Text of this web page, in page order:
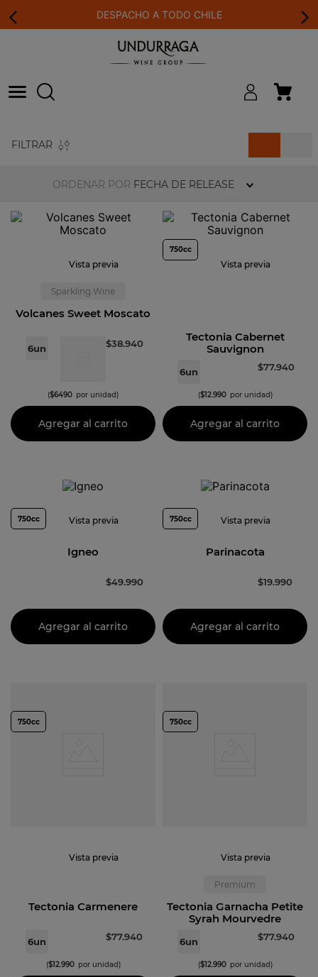
DESPACHO A TODO CHILE
FILTRAR
ORDENAR POR FECHA DE RELEASE
Vista previa
Sparkling Wine
Volcanes Sweet Moscato
6un $38.940
($6490 por unidad)
Agregar al carrito
750cc
Vista previa
Tectonia Cabernet
Sauvignon
6un $77.940
($12.990 por unidad)
Agregar al carrito
750cc Vista previa
Igneo
$49.990
Agregar al carrito
750cc Vista previa
Parinacota
$19.990
Agregar al carrito
750cc
Vista previa
Tectonia Carmenere
6un $77.940
($12.990 por unidad)
750cc
Vista previa
Premium
Tectonia Garnacha Petite
Syrah Mourvedre
6un $77.940
($12.990 por unidad)